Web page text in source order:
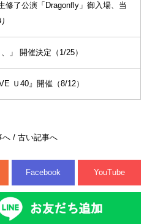
修了公演「Dragonfly」御入場、当
」 開催決定（1/25）
Ｕ40』開催（8/12）
へ/ 古い記事へ
Facebook YouTube